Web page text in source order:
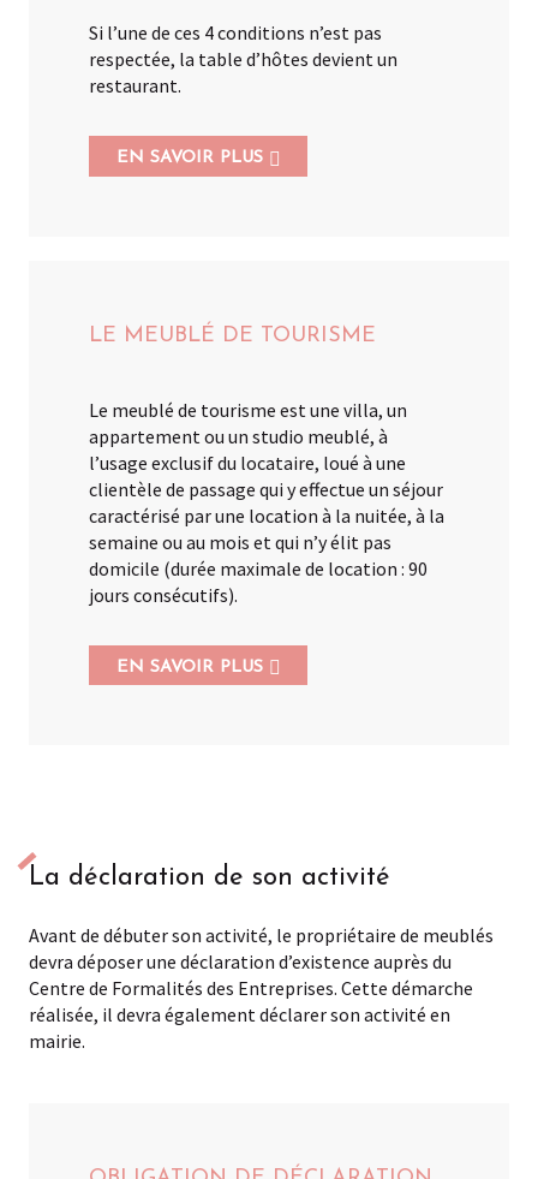
Si l’une de ces 4 conditions n’est pas
respectée, la table d’hôtes devient un
restaurant.
EN SAVOIR PLUS
LE MEUBLÉ DE TOURISME
Le meublé de tourisme est une villa, un
appartement ou un studio meublé, à
l’usage exclusif du locataire, loué à une
clientèle de passage qui y effectue un séjour
caractérisé par une location à la nuitée, à la
semaine ou au mois et qui n’y élit pas
domicile (durée maximale de location : 90
jours consécutifs).
EN SAVOIR PLUS
La déclaration de son activité
Avant de débuter son activité, le propriétaire de meublés
devra déposer une déclaration d’existence auprès du
Centre de Formalités des Entreprises. Cette démarche
réalisée, il devra également déclarer son activité en
mairie.